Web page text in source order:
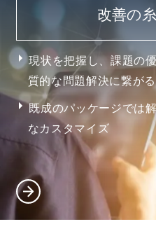
改善の
現状を把握し、課題の
質的な問題解決に繋が
既成のパッケージでは
なカスタマイズ